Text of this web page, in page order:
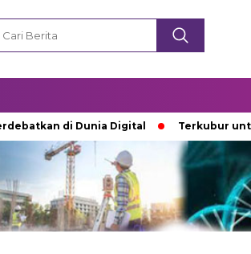
di Dunia Digital Terkubur untuk Hidup